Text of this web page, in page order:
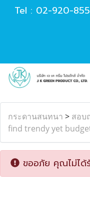
Tel : 02-920-
กระดานสนทนา > สอบ
find trendy yet
ขออภัย คุณไม่ได้